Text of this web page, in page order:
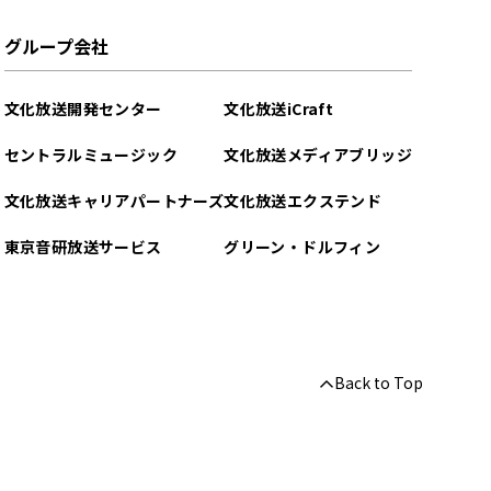
グループ会社
文化放送開発センター
セントラルミュージック
文化放送キャリアパートナーズ
東京音研放送サービス
文化放送iCraft
文化放送メディアブリッジ
文化放送エクステンド
グリーン・ドルフィン
Back to Top